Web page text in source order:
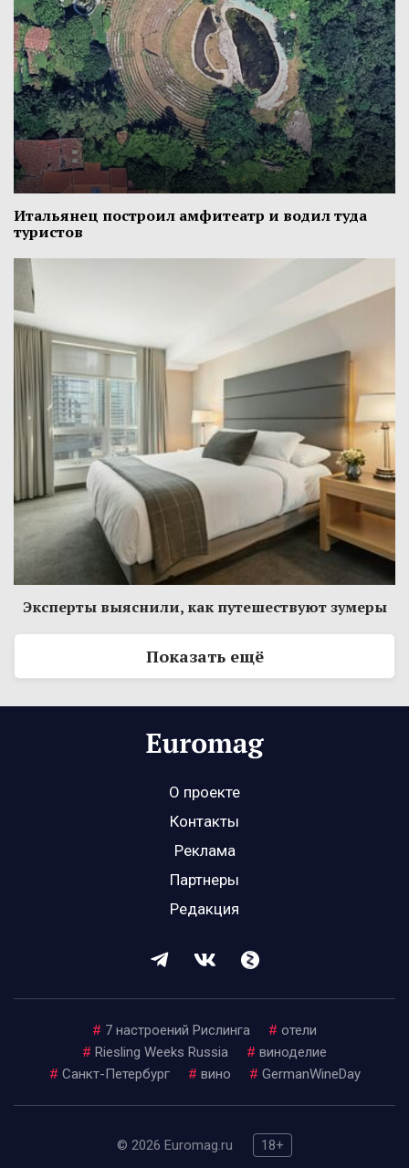
Итальянец построил амфитеатр и водил туда
туристов
Эксперты выяснили, как путешествуют зумеры
Показать ещё
О проекте
Контакты
Реклама
Партнеры
Редакция
# 7 настроений Рислинга # отели
# Riesling Weeks Russia # виноделие
# Санкт-Петербург # вино # GermanWineDay
© 2026 Euromag.ru
18+